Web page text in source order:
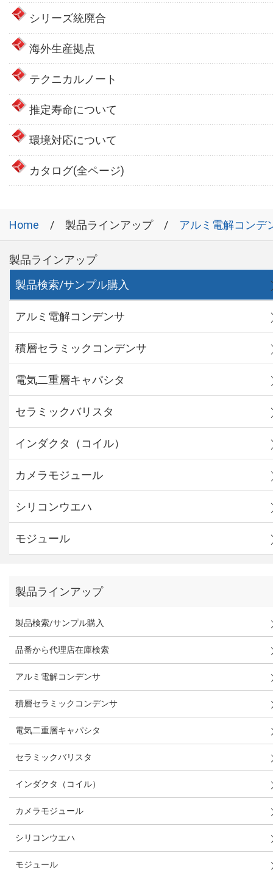
シリーズ統廃合
海外生産拠点
テクニカルノート
推定寿命について
環境対応について
カタログ(全ページ)
Home 製品ラインアップ アルミ電解コンデ
製品ラインアップ
製品検索/サンプル購入
アルミ電解コンデンサ
積層セラミックコンデンサ
電気二重層キャパシタ
セラミックバリスタ
インダクタ（コイル）
カメラモジュール
シリコンウエハ
モジュール
製品ラインアップ
製品検索/サンプル購入
品番から代理店在庫検索
アルミ電解コンデンサ
積層セラミックコンデンサ
電気二重層キャパシタ
セラミックバリスタ
インダクタ（コイル）
カメラモジュール
シリコンウエハ
モジュール